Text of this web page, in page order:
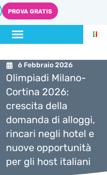
PROVA GRATIS
6 Febbraio 2026
Olimpiadi Milano-
Cortina 2026:
crescita della
domanda di alloggi,
rincari negli hotel e
nuove opportunità
per gli host italiani